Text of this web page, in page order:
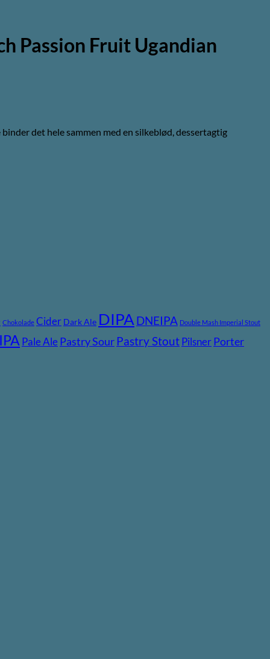
Passion Fruit Ugandian
det hele sammen med en silkeblød, dessertagtig
Chokolade Cider Dark Ale DIPA DNEIPA Double Mash Imperial Stout
Pale Ale Pastry Sour Pastry Stout Pilsner Porter